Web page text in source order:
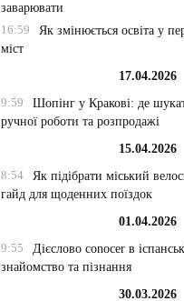
заварювати
16:59
Як змінюється освіта у
міст
17.04.2026
9:59
Шопінг у Кракові: де
ручної роботи та розпродажі
15.04.2026
8:54
Як підібрати міський
гайд для щоденних поїздок
01.04.2026
9:55
Дієслово conocer в
знайомство та пізнання
30.03.2026